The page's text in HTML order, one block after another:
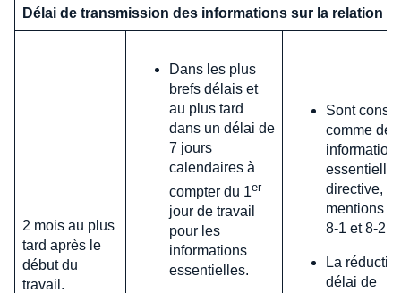
Délai de transmission des informations sur la relation
2 mois au plus
tard après le
début du
travail.
Dans les plus
brefs délais et
au plus tard
dans un délai de
7 jours
calendaires à
compter du 1er
jour de travail
pour les
informations
essentielles.
Sont
comme des
directive,
mentions 1
8-1 et 8-2,
La
délai de